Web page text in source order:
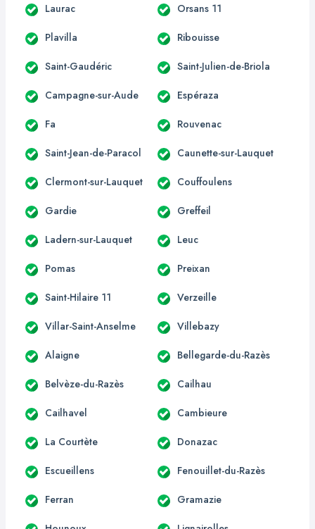
Laurac Orsans 11
Plavilla Ribouisse
Saint-Gaudéric Saint-Julien-de-Briola
Campagne-sur-Aude Espéraza
Fa Rouvenac
Saint-Jean-de-Paracol Caunette-sur-Lauquet
Clermont-sur-Lauquet Couffoulens
Gardie Greffeil
Ladern-sur-Lauquet Leuc
Pomas Preixan
Saint-Hilaire 11 Verzeille
Villar-Saint-Anselme Villebazy
Alaigne Bellegarde-du-Razès
Belvèze-du-Razès Cailhau
Cailhavel Cambieure
La Courtète Donazac
Escueillens Fenouillet-du-Razès
Ferran Gramazie